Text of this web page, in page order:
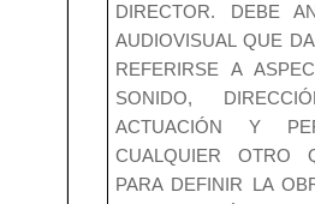
DIRECTOR. DEBE
AUDIOVISUAL QUE
REFERIRSE A
SONIDO,
ACTUACIÓN Y
CUALQUIER OTRO
PARA DEFINIR LA